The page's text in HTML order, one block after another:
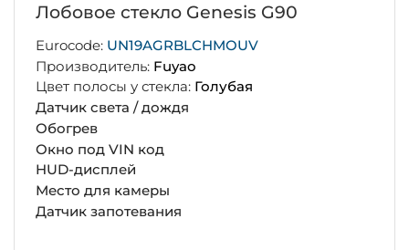
Лобовое стекло Genesis G90
Eurocode: UN19AGRBLCHMOUV
Производитель: Fuyao
Цвет полосы у стекла: Голубая
Датчик света / дождя
Обогрев
Окно под VIN код
HUD-дисплей
Место для камеры
Датчик запотевания